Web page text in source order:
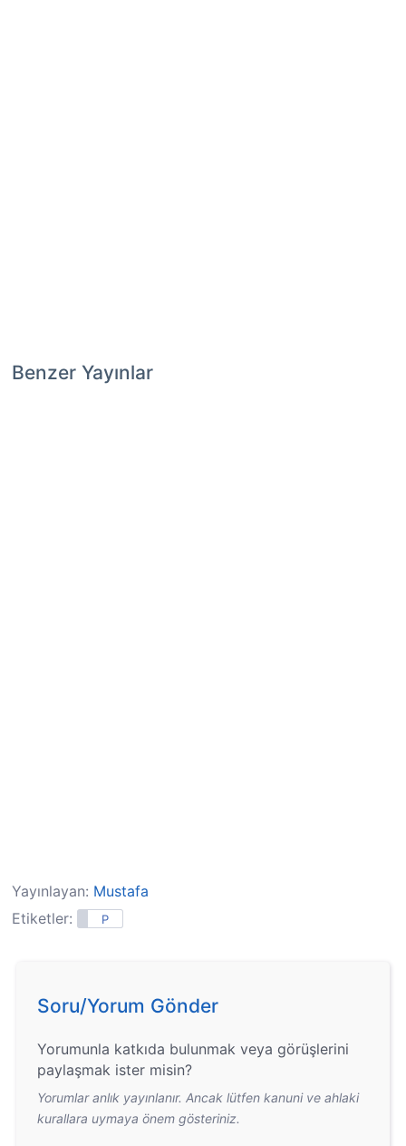
Benzer Yayınlar
Yayınlayan: Mustafa
Etiketler:
P
Soru/Yorum Gönder
Yorumunla katkıda bulunmak veya görüşlerini
paylaşmak ister misin?
Yorumlar anlık yayınlanır. Ancak lütfen kanuni ve ahlaki
kurallara uymaya önem gösteriniz.